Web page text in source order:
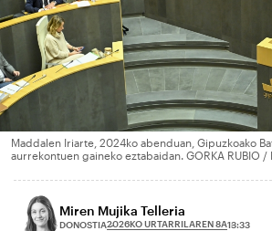
Maddalen Iriarte, 2024ko abenduan, Gipuzkoako
aurrekontuen gaineko eztabaidan. GORKA RUBIO /
Miren Mujika Telleria
DONOSTIA2026KO URTARRILAREN 8A13:33